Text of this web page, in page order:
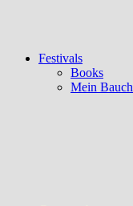
Festivals
Books
Mein